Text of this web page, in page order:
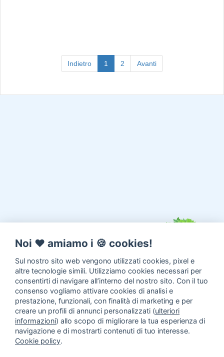
Indietro 1 (current)
2 Avanti
Noi ♥️ amiamo i 🍪 cookies!
Sul nostro sito web vengono utilizzati cookies, pixel e
altre tecnologie simili. Utilizziamo cookies necessari per
consentirti di navigare all’interno del nostro sito. Con il tuo
consenso vogliamo attivare cookies di analisi e
prestazione, funzionali, con finalità di marketing e per
creare un profili di annunci personalizzati (ulteriori
informazioni) allo scopo di migliorare la tua esperienza di
navigazione e di mostrarti contenuti di tuo interesse.
Cookie policy.